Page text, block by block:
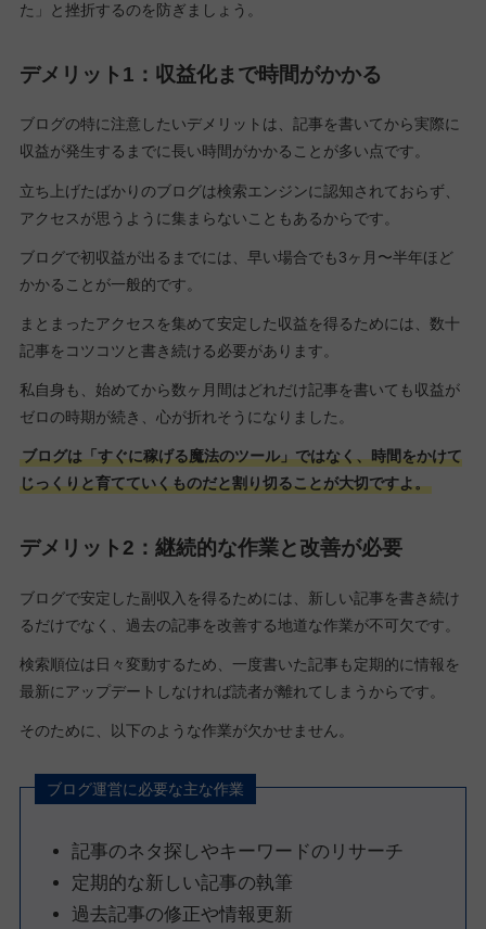
た」と挫折するのを防ぎましょう。
デメリット1：収益化まで時間がかかる
ブログの特に注意したいデメリットは、記事を書いてから実際に
収益が発生するまでに長い時間がかかることが多い点です。
立ち上げたばかりのブログは検索エンジンに認知されておらず、
アクセスが思うように集まらないこともあるからです。
ブログで初収益が出るまでには、早い場合でも3ヶ月〜半年ほど
かかることが一般的です。
まとまったアクセスを集めて安定した収益を得るためには、数十
記事をコツコツと書き続ける必要があります。
私自身も、始めてから数ヶ月間はどれだけ記事を書いても収益が
ゼロの時期が続き、心が折れそうになりました。
ブログは「すぐに稼げる魔法のツール」ではなく、時間をかけて
じっくりと育てていくものだと割り切ることが大切ですよ。
デメリット2：継続的な作業と改善が必要
ブログで安定した副収入を得るためには、新しい記事を書き続け
るだけでなく、過去の記事を改善する地道な作業が不可欠です。
検索順位は日々変動するため、一度書いた記事も定期的に情報を
最新にアップデートしなければ読者が離れてしまうからです。
そのために、以下のような作業が欠かせません。
ブログ運営に必要な主な作業
記事のネタ探しやキーワードのリサーチ
定期的な新しい記事の執筆
過去記事の修正や情報更新